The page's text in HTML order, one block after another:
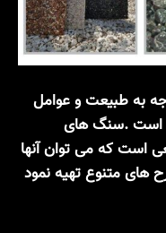
به طبیعت و عوامل
است .سنگ های
است که می توان آنها
های متنوع تهیه نمود